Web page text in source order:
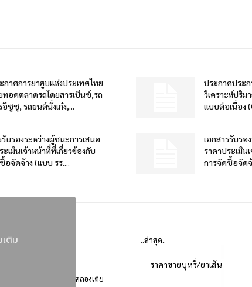
เติม
กาศการยาสูบแห่งประเทศไทย
ทอดตลาดรถโดยสารเบ็นซ์,รถ
อีซูซุ, รถยนต์นั่งเก๋ง,...
ประกาศประก
วิเคราะห์ปริม
แบบต่อเนื่อง
รับรองระหว่างผู้ชนะการเสนอ
ะเมินเจ้าหน้าที่ที่เกี่ยวข้องกับ
อจัดจ้าง (แบบ รร....
เอกสารรับรอ
ราคาประเมิน
การจัดซื้อจัดจ้
4 แขวงคลองเตย เขตคลองเตย
..ล่าสุด..
ราคาขายบุหรี่/ยาเส้น